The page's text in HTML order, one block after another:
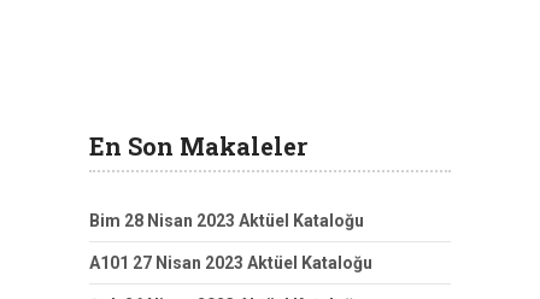
En Son Makaleler
Bim 28 Nisan 2023 Aktüel Kataloğu
A101 27 Nisan 2023 Aktüel Kataloğu